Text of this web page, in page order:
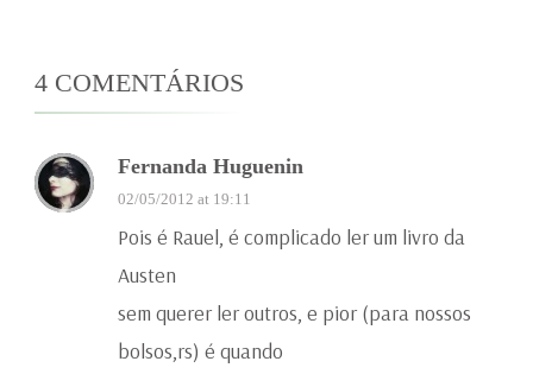
4 COMENTÁRIOS
Fernanda Huguenin
02/05/2012 at 19:11
Pois é Rauel, é complicado ler um livro da
Austen
sem querer ler outros, e pior (para nossos
bolsos,rs) é quando